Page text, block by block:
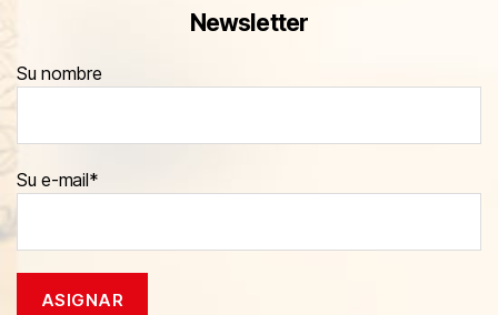
Newsletter
Su nombre
Su e-mail*